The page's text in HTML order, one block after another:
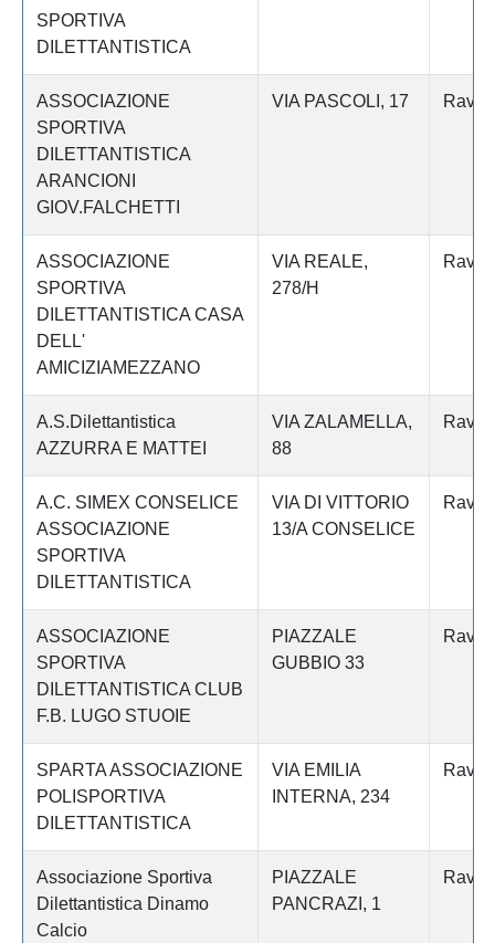
SPORTIVA
DILETTANTISTICA
ASSOCIAZIONE
SPORTIVA
DILETTANTISTICA
ARANCIONI
GIOV.FALCHETTI
VIA PASCOLI, 17
ASSOCIAZIONE
SPORTIVA
DILETTANTISTICA CASA
DELL'
AMICIZIAMEZZANO
VIA REALE,
278/H
A.S.Dilettantistica
AZZURRA E MATTEI
VIA ZALAMELLA,
88
A.C. SIMEX CONSELICE
ASSOCIAZIONE
SPORTIVA
DILETTANTISTICA
VIA DI VITTORIO
13/A CONSELICE
ASSOCIAZIONE
SPORTIVA
DILETTANTISTICA CLUB
F.B. LUGO STUOIE
PIAZZALE
GUBBIO 33
SPARTA ASSOCIAZIONE
POLISPORTIVA
DILETTANTISTICA
VIA EMILIA
INTERNA, 234
Associazione Sportiva
Dilettantistica Dinamo
Calcio
PIAZZALE
PANCRAZI, 1